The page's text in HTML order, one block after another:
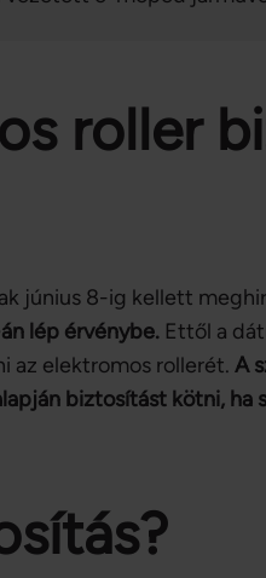
roller
június 8-ig kellett
lép érvénybe. Ettől a
az elektromos rollerét.A
biztosítást kötni, ha